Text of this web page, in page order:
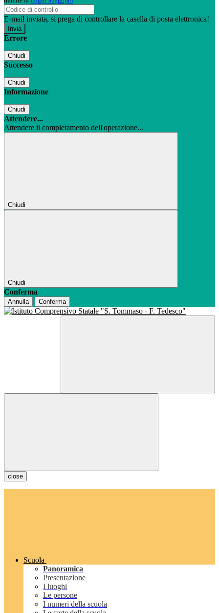
E-mail inviata, si prega di controllare la casella di posta elettronica!
Errore
Chiudi
Successo
Chiudi
Informazione
Chiudi
Attendere...
Attendere il completamento dell'operazione...
Chiudi
Chiudi
Conferma
Annulla Conferma
close
Scuola
Panoramica
Presentazione
I luoghi
Le persone
I numeri della scuola